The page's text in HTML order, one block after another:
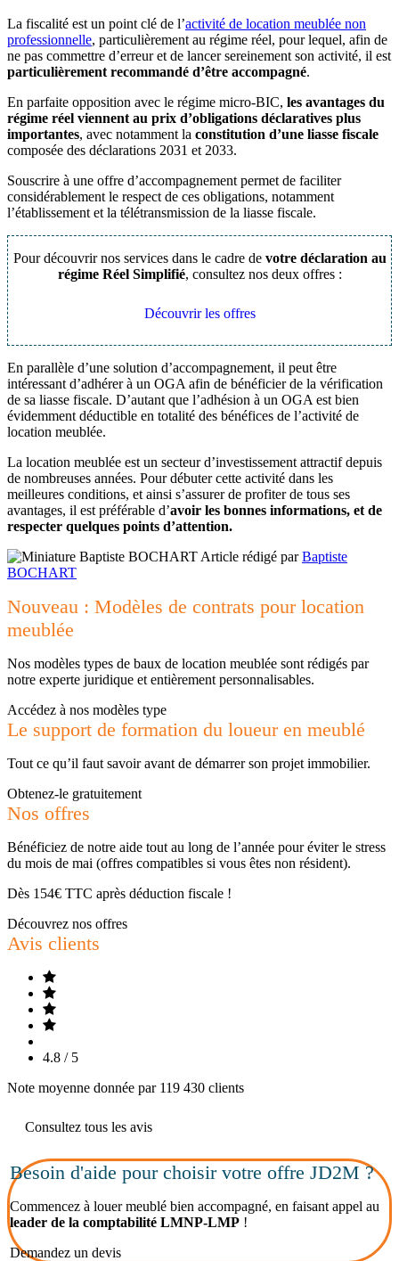
La fiscalité est un point clé de l’activité de location meublée non
professionnelle, particulièrement au régime réel, pour lequel, afin de
ne pas commettre d’erreur et de lancer sereinement son activité, il est
particulièrement recommandé d’être accompagné.
En parfaite opposition avec le régime micro-BIC, les avantages du
régime réel viennent au prix d’obligations déclaratives plus
importantes, avec notamment la constitution d’une liasse fiscale
composée des déclarations 2031 et 2033.
Souscrire à une offre d’accompagnement permet de faciliter
considérablement le respect de ces obligations, notamment
l’établissement et la télétransmission de la liasse fiscale.
Pour découvrir nos services dans le cadre de votre déclaration au
régime Réel Simplifié, consultez nos deux offres :
Découvrir les offres
En parallèle d’une solution d’accompagnement, il peut être
intéressant d’adhérer à un OGA afin de bénéficier de la vérification
de sa liasse fiscale. D’autant que l’adhésion à un OGA est bien
évidemment déductible en totalité des bénéfices de l’activité de
location meublée.
La location meublée est un secteur d’investissement attractif depuis
de nombreuses années. Pour débuter cette activité dans les
meilleures conditions, et ainsi s’assurer de profiter de tous ses
avantages, il est préférable d’avoir les bonnes informations, et de
respecter quelques points d’attention.
Article rédigé parBaptiste
BOCHART
Nouveau : Modèles de contrats pour location
meublée
Nos modèles types de baux de location meublée sont rédigés par
notre experte juridique et entièrement personnalisables.
Accédez à nos modèles type
Le support de formation du loueur en meublé
Tout ce qu’il faut savoir avant de démarrer son projet immobilier.
Obtenez-le gratuitement
Nos offres
Bénéficiez de notre aide tout au long de l’année pour éviter le stress
du mois de mai (offres compatibles si vous êtes non résident).
Dès 154€ TTC après déduction fiscale !
Découvrez nos offres
Avis clients
4.8 / 5
Note moyenne donnée par 119 430 clients
Consultez tous les avis
Besoin d'aide pour choisir votre offre JD2M ?
Commencez à louer meublé bien accompagné, en faisant appel au
leader de la comptabilité LMNP-LMP !
Demandez un devis